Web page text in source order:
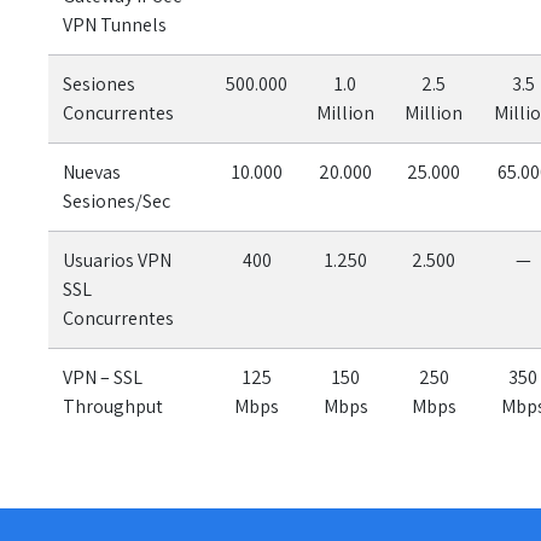
VPN Tunnels
Sesiones
Concurrentes
500.000
1.0
Million
2.5
Million
3.5
Nuevas
Sesiones/Sec
10.000 20.000 25.000
Usuarios VPN
SSL
Concurrentes
400 1.250 2.500 —
VPN – SSL
Throughput
125
Mbps
150
Mbps
250
Mbps
350